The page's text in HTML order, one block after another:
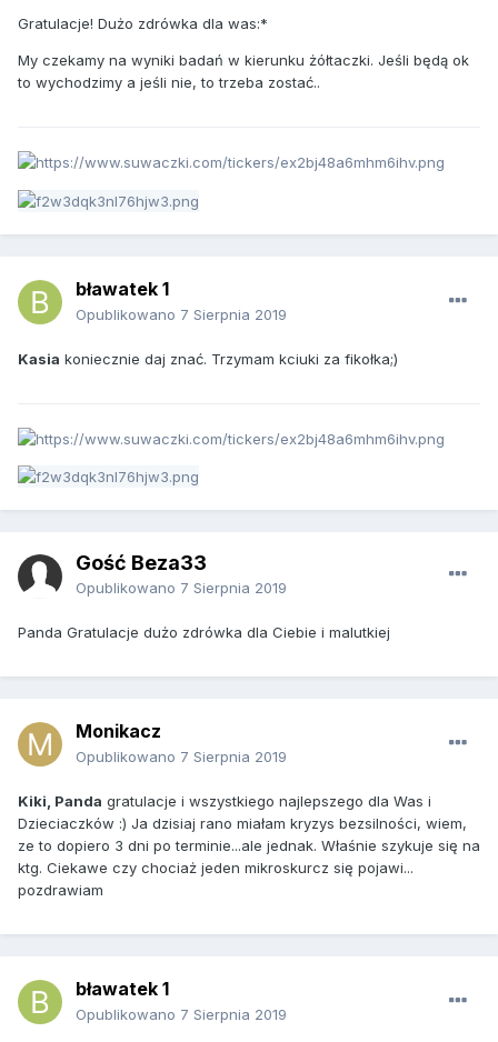
Gratulacje! Dużo zdrówka dla was:*
My czekamy na wyniki badań w kierunku żółtaczki. Jeśli będą ok
to wychodzimy a jeśli nie, to trzeba zostać..
bławatek 1
Opublikowano 7 Sierpnia 2019
Kasia koniecznie daj znać. Trzymam kciuki za fikołka;)
Gość Beza33
Opublikowano 7 Sierpnia 2019
Panda Gratulacje dużo zdrówka dla Ciebie i malutkiej
Monikacz
Opublikowano 7 Sierpnia 2019
Kiki, Panda gratulacje i wszystkiego najlepszego dla Was i
Dzieciaczków :) Ja dzisiaj rano miałam kryzys bezsilności, wiem,
ze to dopiero 3 dni po terminie...ale jednak. Właśnie szykuje się na
ktg. Ciekawe czy chociaż jeden mikroskurcz się pojawi...
pozdrawiam
bławatek 1
Opublikowano 7 Sierpnia 2019